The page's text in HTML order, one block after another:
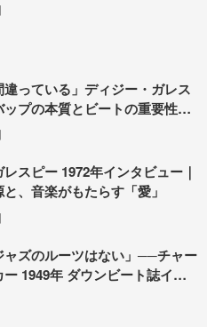
違っている」ディジー・ガレス
ップの本質とビートの重要性
ビュー）
スピー 1972年インタビュー｜
、音楽がもたらす「愛」
ャズのルーツはない」──チャー
ー 1949年 ダウンビート誌イン